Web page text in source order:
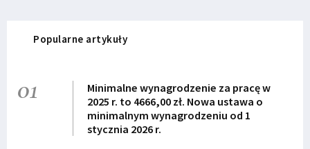
Popularne artykuły
01
Minimalne wynagrodzenie za pracę w
2025 r. to 4666,00 zł. Nowa ustawa o
minimalnym wynagrodzeniu od 1
stycznia 2026 r.